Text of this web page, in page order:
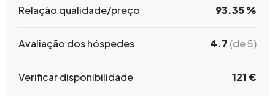
Relação qualidade/preço 93.35 %
Avaliação dos hóspedes 4.7 (de 5)
Verificar disponibilidade 121 €